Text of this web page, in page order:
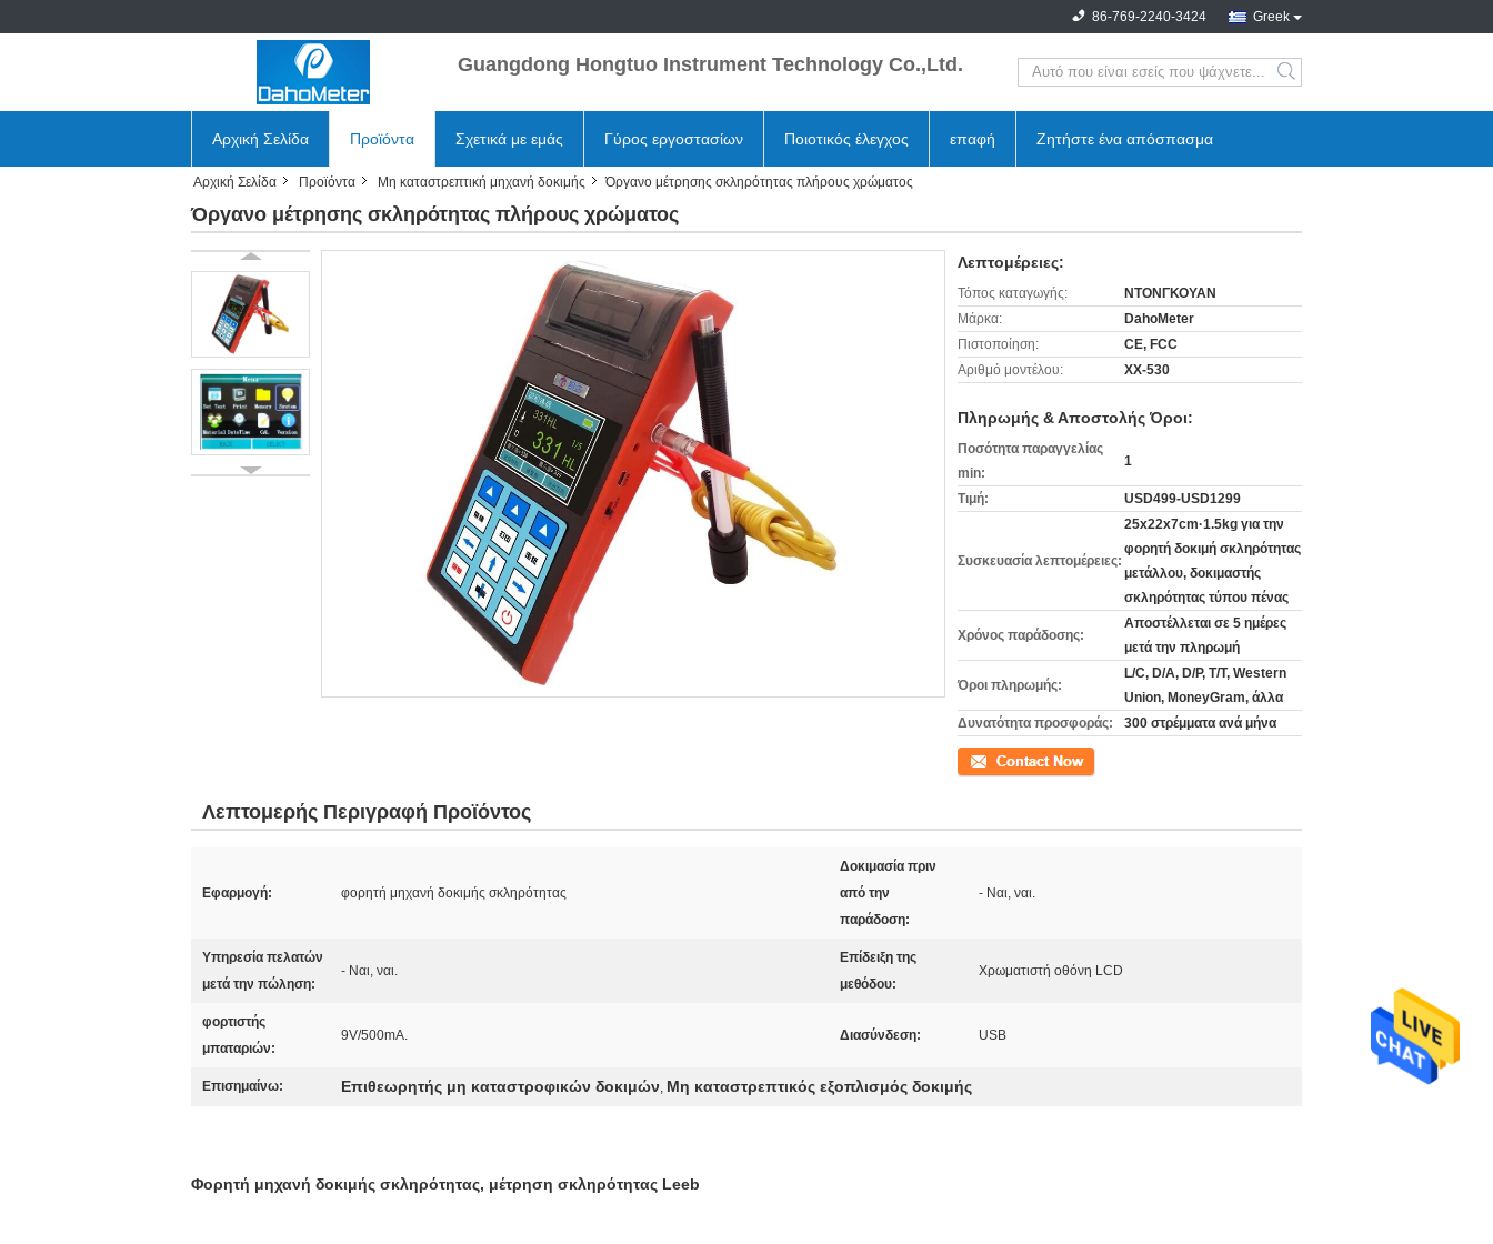
Greek
86-769-2240-3424
Guangdong Hongtuo Instrument Technology Co.,Ltd.
search
Αρχική Σελίδα Προϊόντα Σχετικά με εμάς Γύρος εργοστασίων Ποιοτικός έλεγχος επαφή Ζητήστε ένα απόσπασμα
Αρχική Σελίδα Προϊόντα Μη καταστρεπτική μηχανή δοκιμής Όργανο μέτρησης σκληρότητας πλήρους χρώματος
Όργανο μέτρησης σκληρότητας πλήρους χρώματος
Λεπτομέρειες:
Τόπος καταγωγής:
ΝΤΟΝΓΚΟΥΑΝ
Μάρκα:
DahoMeter
Πιστοποίηση:
CE, FCC
Αριθμό μοντέλου:
ΧΧ-530
Πληρωμής & Αποστολής Όροι:
Ποσότητα παραγγελίας
min:
1
Τιμή: USD499-USD1299
Συσκευασία λεπτομέρειες:
25x22x7cm·1.5kg για την
φορητή δοκιμή σκληρότητας
μετάλλου, δοκιμαστής
σκληρότητας τύπου πένας
Χρόνος παράδοσης:
Αποστέλλεται σε 5 ημέρες
μετά την πληρωμή
Όροι πληρωμής:
L/C, D/A, D/P, T/T, Western
Union, MoneyGram, άλλα
Δυνατότητα προσφοράς:
300 στρέμματα ανά μήνα
Επικοινωνία
Λεπτομερής Περιγραφή Προϊόντος
Εφαρμογή: φορητή μηχανή δοκιμής σκληρότητας
Δοκιμασία πριν
από την
παράδοση:
- Ναι, ναι.
Υπηρεσία πελατών
μετά την πώληση:
- Ναι, ναι.
Επίδειξη της
μεθόδου:
Χρωματιστή οθόνη LCD
φορτιστής
μπαταριών:
9V/500mA. Διασύνδεση: USB
Επισημαίνω: Επιθεωρητής μη καταστροφικών δοκιμών, Μη καταστρεπτικός εξοπλισμός δοκιμής
Φορητή μηχανή δοκιμής σκληρότητας, μέτρηση σκληρότητας Leeb